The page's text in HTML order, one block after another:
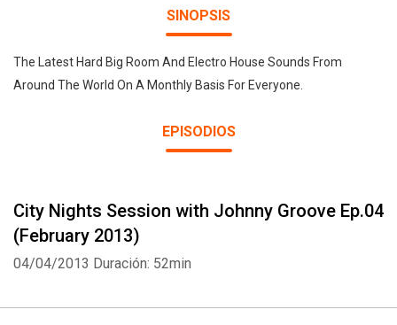
SINOPSIS
The Latest Hard Big Room And Electro House Sounds From
Around The World On A Monthly Basis For Everyone.
EPISODIOS
City Nights Session with Johnny Groove Ep.04
(February 2013)
04/04/2013 Duración: 52min